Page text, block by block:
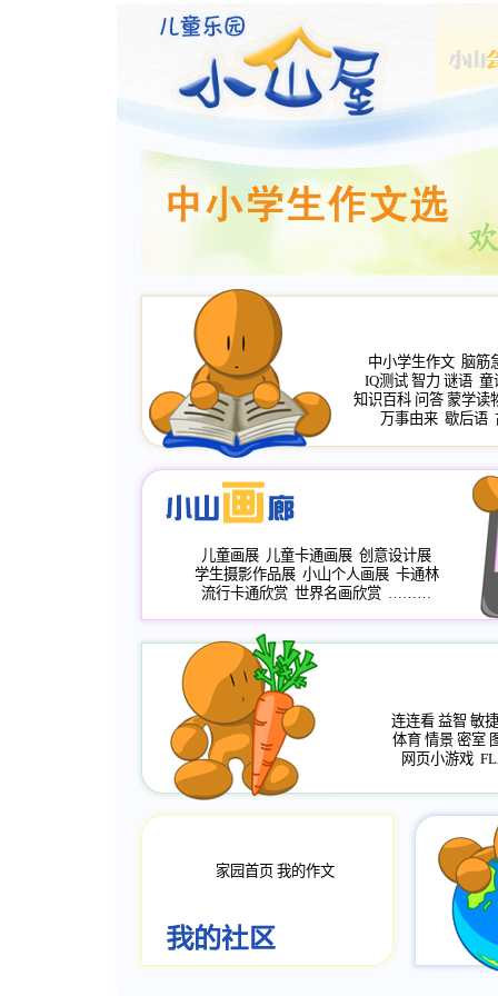
中小学生作文 脑筋
IQ测试 智力 谜语 童
知识百科 问答 蒙学读
万事由来 歇后语
儿童画展 儿童卡通画展 创意设计展
学生摄影作品展 小山个人画展 卡通林
流行卡通欣赏 世界名画欣赏 ………
连连看 益智 敏捷
体育 情景 密室
网页小游戏
家园首页 我的作文